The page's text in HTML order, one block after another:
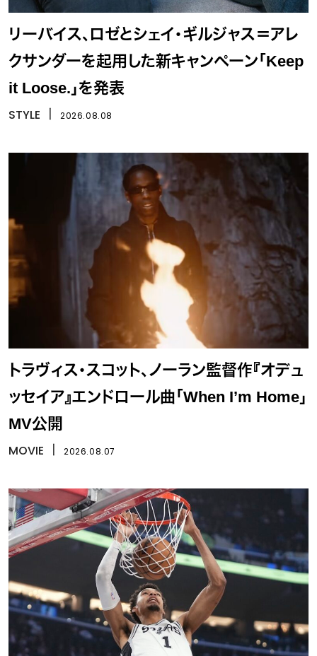
リーバイス、ロゼとシェイ・ギルジャス＝アレ
クサンダーを起用した新キャンペーン「Keep
it Loose.」を発表
STYLE 2026.08.08
トラヴィス・スコット、ノーラン監督作『オデュ
ッセイア』エンドロール曲「When I’m Home」
MV公開
MOVIE 2026.08.07